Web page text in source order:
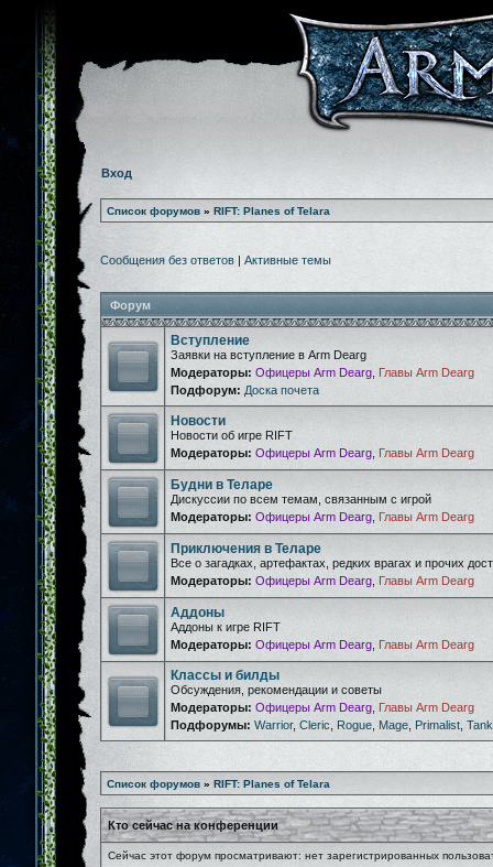
Вход
Список форумов » RIFT: Planes of Telara
Сообщения без ответов | Активные темы
Форум
Вступление
Заявки на вступление в Arm Dearg
Модераторы: Офицеры Arm Dearg Главы Arm Dearg
Подфорум: Доска почета
Новости
Новости об игре RIFT
Модераторы: Офицеры Arm Dearg Главы Arm Dearg
Будни в Теларе
Дискуссии по всем темам, связанным с игрой
Модераторы: Офицеры Arm Dearg Главы Arm Dearg
Приключения в Теларе
Все о загадках, артефактах, редких врагах и прочих
Модераторы: Офицеры Arm Dearg Главы Arm Dearg
Аддоны
Аддоны к игре RIFT
Модераторы: Офицеры Arm Dearg Главы Arm Dearg
Классы и билды
Обсуждения, рекомендации и советы
Модераторы: Офицеры Arm Dearg Главы Arm Dearg
Подфорумы: Warrior, Cleric Rogue Mage Primalist Tank
Список форумов » RIFT: Planes of Telara
Кто сейчас на конференции
Сейчас этот форум просматривают: нет зарегистрированных